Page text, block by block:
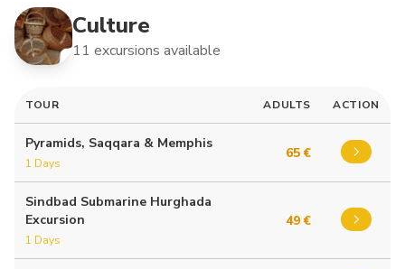
Culture
11 excursions available
TOUR ADULTS ACTION
Pyramids, Saqqara & Memphis
1 Days
65 €
Sindbad Submarine Hurghada
Excursion
1 Days
49 €